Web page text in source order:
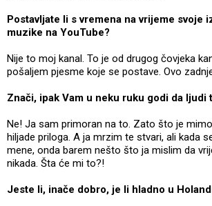
Postavljate li s vremena na vrijeme svoje
muzike na YouTube?
Nije to moj kanal. To je od drugog čovjeka
pošaljem pjesme koje se postave. Ovo
Znači, ipak Vam u neku ruku godi da ljudi
Ne! Ja sam primoran na to. Zato što je
hiljade priloga. A ja mrzim te stvari, ali kada
mene, onda barem nešto što ja mislim da
nikada. Šta će mi to?!
Jeste li, inače dobro, je li hladno u